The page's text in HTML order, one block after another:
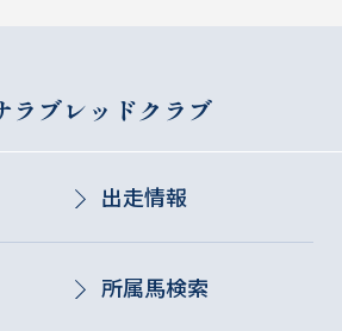
ラブレッドクラブ
出走情報
所属馬検索